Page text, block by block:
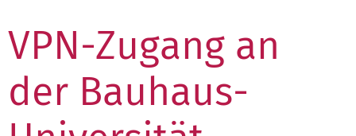
VPN-Zugang an
der Bauhaus-